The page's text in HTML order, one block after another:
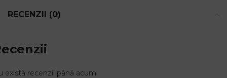
RECENZII (0)
există recenzii până acum.